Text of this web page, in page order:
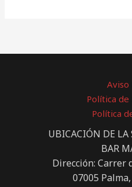
Aviso
Política de
Política
UBICACIÓN DE LA
BAR
Dirección: Carrer
07005